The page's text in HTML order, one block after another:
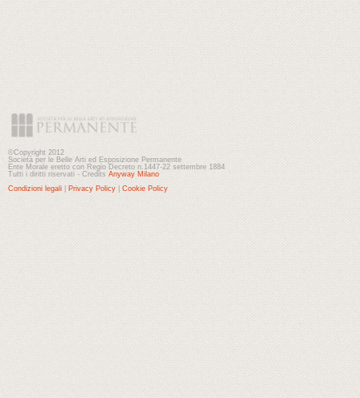
©Copyright 2012
Società per le Belle Arti ed Esposizione Permanente
Ente Morale eretto con Regio Decreto n.1447-22 settembre 1884
Tutti i diritti riservati - Credits Anyway Milano
Condizioni legali
Privacy Policy Cookie Policy